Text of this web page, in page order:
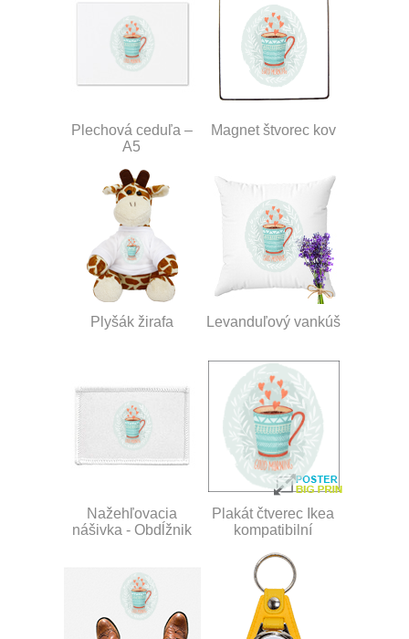
Plechová ceduľa –
A5
Magnet štvorec kov
Plyšák žirafa Levanduľový vankúš
Nažehľovacia
nášivka - Obdĺžnik
Plakát čtverec Ikea
kompatibilní